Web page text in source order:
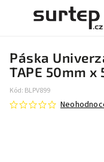
Páska
TAPE 50mm x
Kód: BLPV899